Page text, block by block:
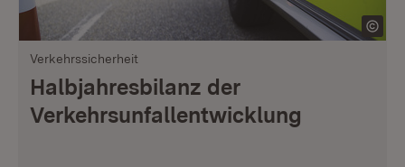
Verkehrssicherheit
Halbjahresbilanz der
Verkehrsunfallentwicklung